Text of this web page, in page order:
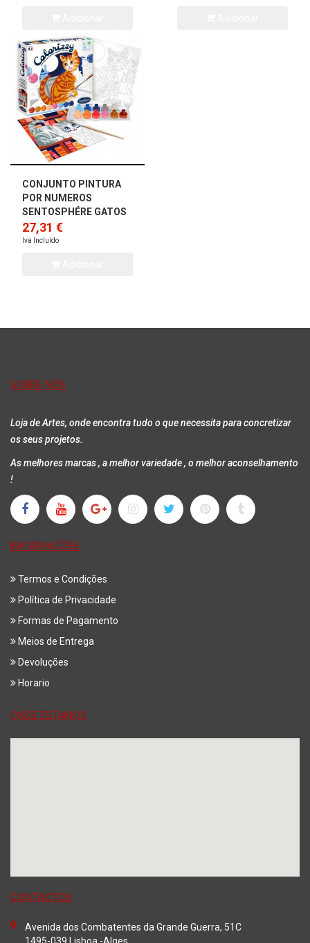
CONJUNTO PINTURA
POR NUMEROS
SENTOSPHÉRE GATOS
27,31 €
Iva Incluído
SOBRE NÓS
Loja de Artes, onde encontra tudo o que necessita para concretizar
os seus projetos.
As melhores marcas , a melhor variedade , o melhor aconselhamento
!
INFORMAÇÕES
Termos e Condições
Política de Privacidade
Formas de Pagamento
Meios de Entrega
Devoluções
Horario
ONDE ESTAMOS
CONTACTOS
Avenida dos Combatentes da Grande Guerra, 51C